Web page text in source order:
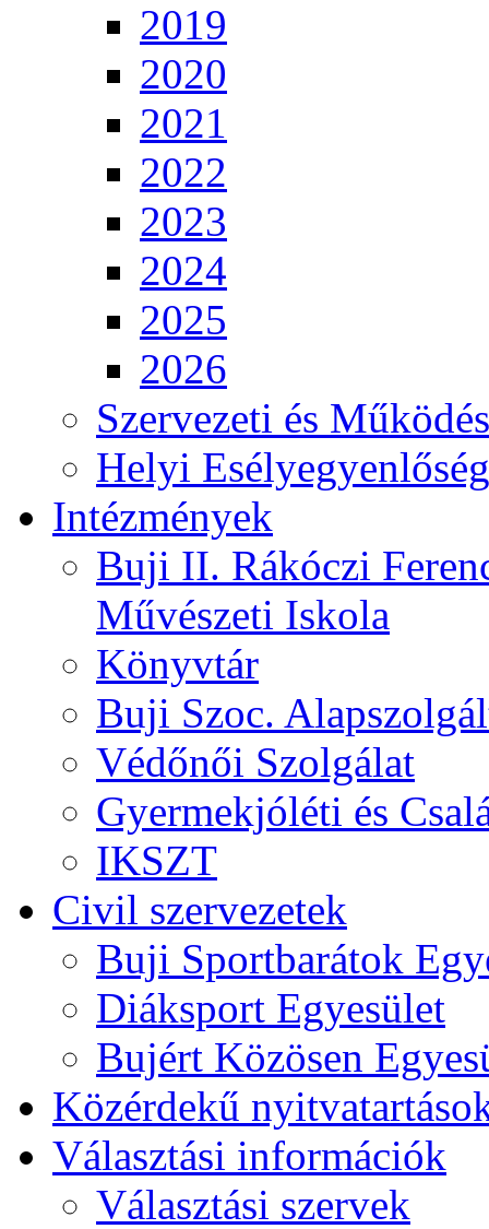
2019
2020
2021
2022
2023
2024
2025
2026
Szervezeti és
Helyi
Intézmények
Buji II. Rákóczi
Művészeti Iskola
Könyvtár
Buji Szoc.
Védőnői Szolgálat
Gyermekjóléti és
IKSZT
Civil szervezetek
Buji Sportbarátok
Diáksport Egyesület
Bujért Közösen
Közérdekű
Választási információk
Választási szervek